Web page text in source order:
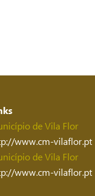
de Vila Flor
www.cm-vilaflor.pt
de Vila Flor
www.cm-vilaflor.pt